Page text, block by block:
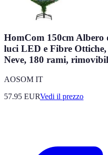
HomCom 150cm Albero
luci LED e Fibre
Neve, 180 rami,
AOSOM IT
57.95 EURVedi il prezzo